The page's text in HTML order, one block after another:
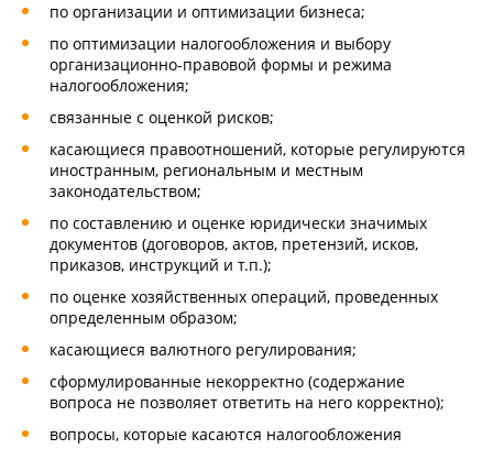
по организации и оптимизации бизнеса;
по оптимизации налогообложения и выбору
организационно-правовой формы и режима
налогообложения;
связанные с оценкой рисков;
касающиеся правоотношений, которые регулируются
иностранным, региональным и местным
законодательством;
по составлению и оценке юридически значимых
документов (договоров, актов, претензий, исков,
приказов, инструкций и т.п.);
по оценке хозяйственных операций, проведенных
определенным образом;
касающиеся валютного регулирования;
сформулированные некорректно (содержание
вопроса не позволяет ответить на него корректно);
вопросы, которые касаются налогообложения